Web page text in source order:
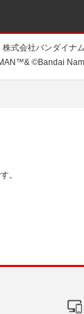
株式会社バンダイナ
©Bandai
。